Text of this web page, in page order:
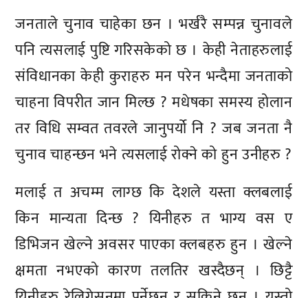
जनताले चुनाव चाहेका छन । भर्खरै सम्पन्न चुनावले
पनि त्यसलाई पुष्टि गरिसकेको छ । केही नेताहरुलाई
संविधानका केही कुराहरु मन परेन भन्दैमा जनताको
चाहना विपरीत जान मिल्छ ? मधेषका समस्य होलान
तर विधि सम्वत तवरले जानुपर्यो नि ? जब जनता नै
चुनाव चाहन्छन भने त्यसलाई रोक्ने को हुन उनीहरु ?
मलाई त अचम्म लाग्छ कि देशले यस्ता क्लबलाई
किन मान्यता दिन्छ ? यिनीहरु त भाग्य वस ए
डिभिजन खेल्ने अवसर पाएका क्लबहरु हुन । खेल्ने
क्षमता नभएको कारण तलतिर खस्दैछन् । छिट्टै